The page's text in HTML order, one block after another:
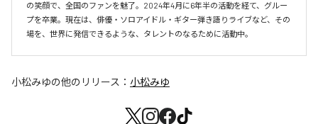
の笑顔で、全国のファンを魅了。2024年4月に6年半の活動を経て、グルー
プを卒業。現在は、俳優・ソロアイドル・ギター弾き語りライブなど、その
場を、世界に発信できるような、タレントのなるために活動中。
小松みゆの他のリリース： 小松みゆ